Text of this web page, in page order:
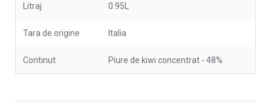
Litraj 0.95L
Tara de origine Italia
Continut Piure de kiwi concentrat - 48%